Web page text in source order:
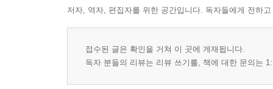
저자, 역자, 편집자를 위한 공간입니다. 독자들에게 전하
접수된 글은 확인을 거쳐 이 곳에 게재됩니다.
독자 분들의 리뷰는 리뷰 쓰기를, 책에 대한 문의는